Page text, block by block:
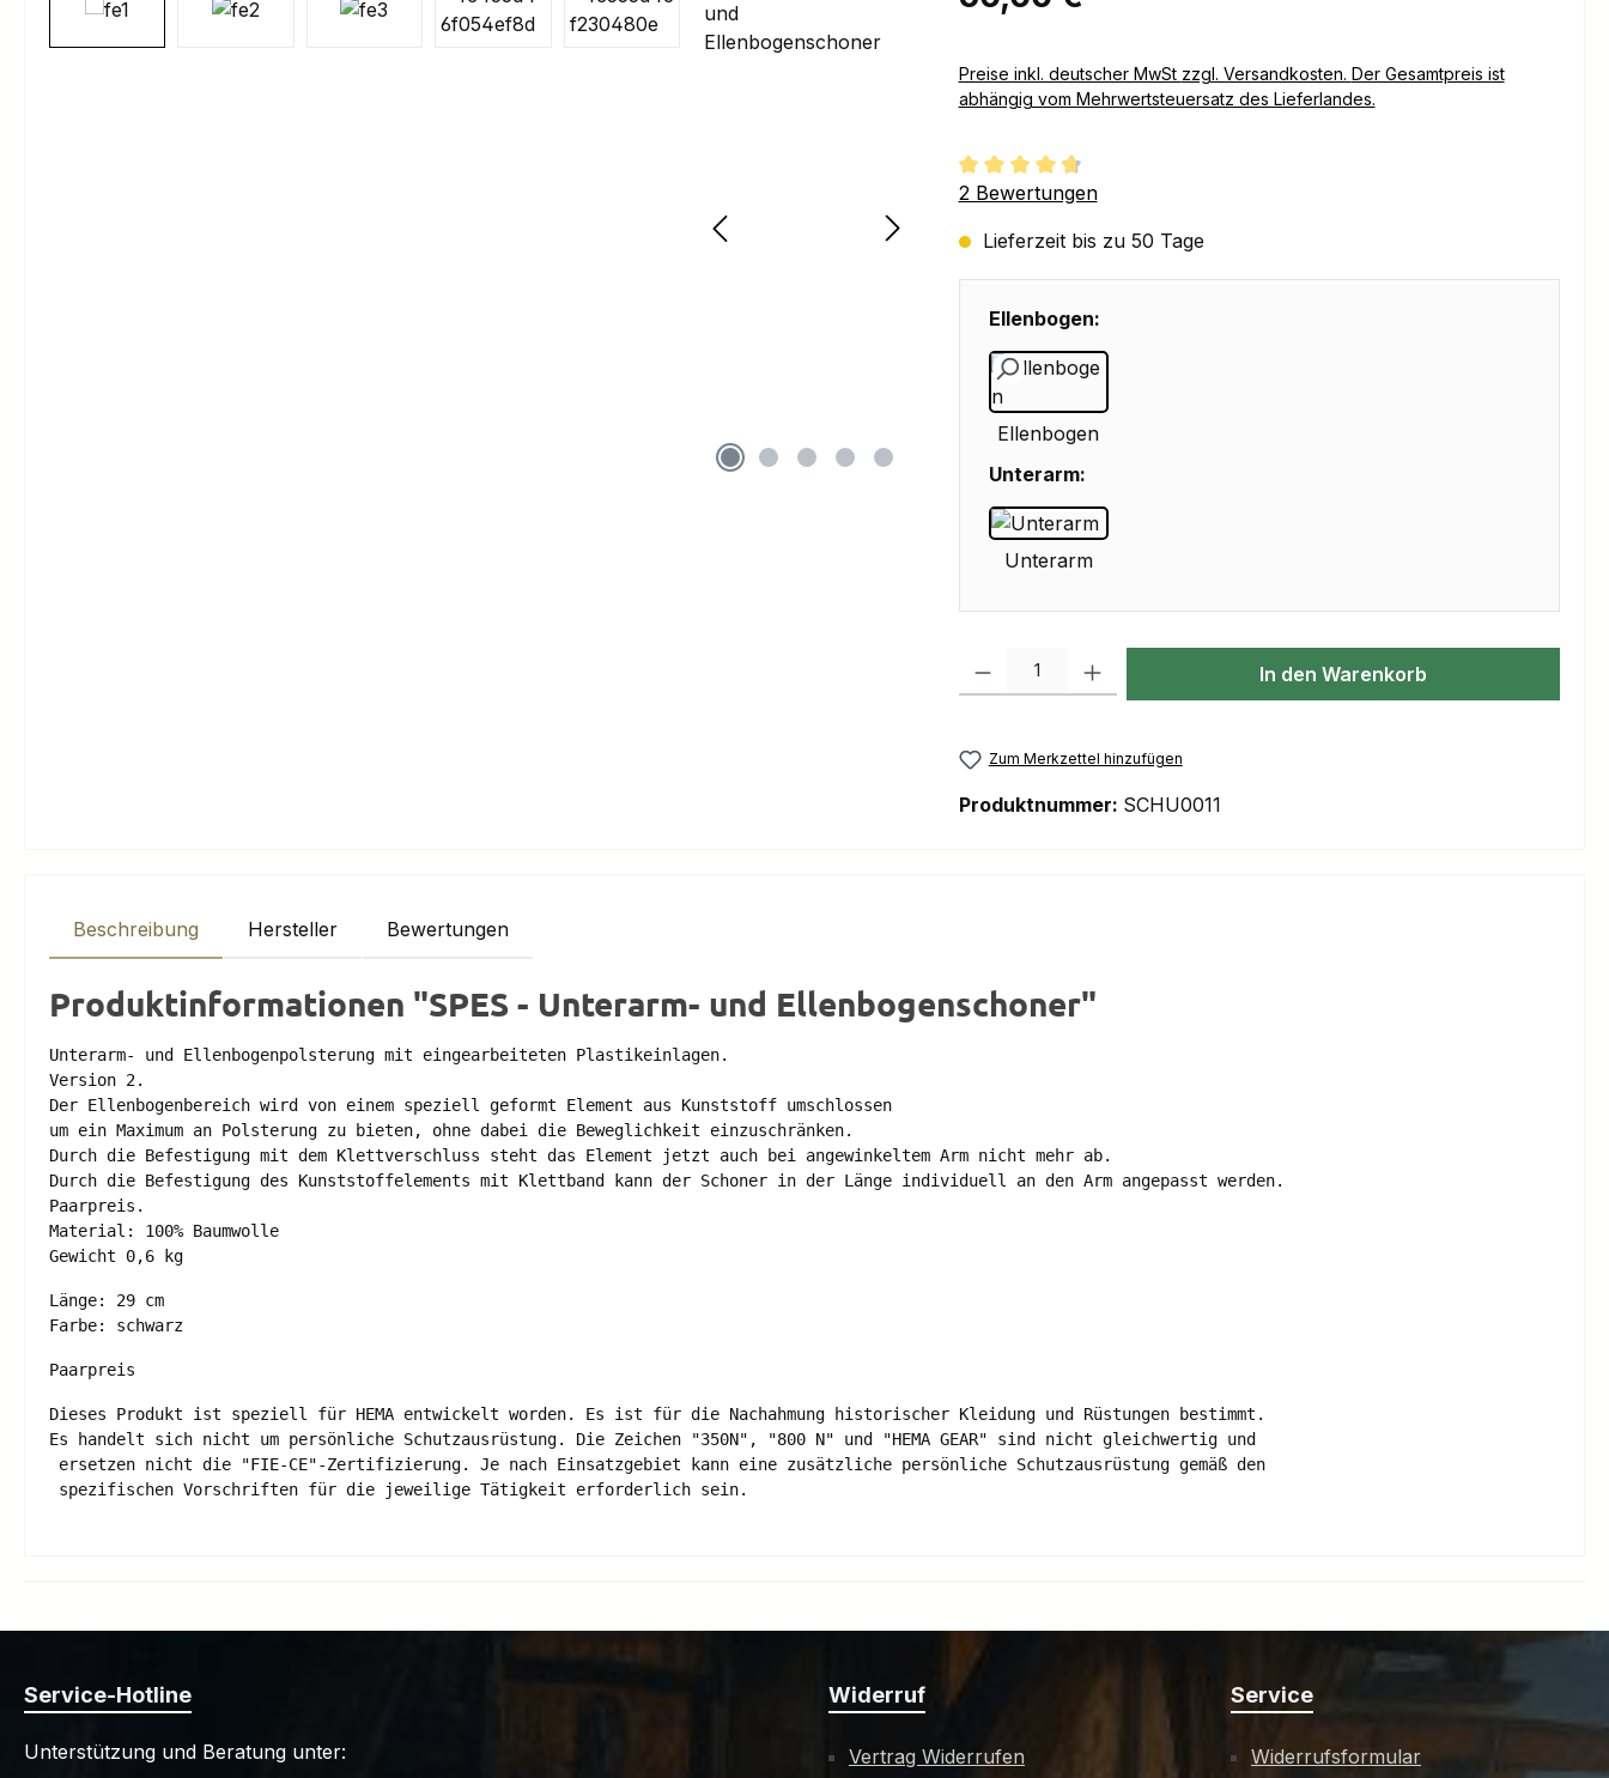
Preise inkl. deutscher MwSt zzgl. Versandkosten. Der Gesamtpreis ist
abhängig vom Mehrwertsteuersatz des Lieferlandes.
Durchschnittliche Bewertung von 4.75 von 5 Sternen
2 Bewertungen
Lieferzeit bis zu 50 Tage
Ellenbogen:
Ellenbogen
Unterarm:
Unterarm
Produkt Anzahl: Gib den gewünschten Wert ein oder benutze die Schaltflächen
In den Warenkorb
Zum Merkzettel hinzufügen
Produktnummer: SCHU0011
Beschreibung Hersteller Bewertungen
Produktinformationen "SPES - Unterarm- und Ellenbogenschoner"
Unterarm- und Ellenbogenpolsterung mit eingearbeiteten Plastikeinlagen.
Version 2.
Der Ellenbogenbereich wird von einem speziell geformt Element aus Kunststoff umschlossen
um ein Maximum an Polsterung zu bieten, ohne dabei die Beweglichkeit einzuschränken.
Durch die Befestigung mit dem Klettverschluss steht das Element jetzt auch bei angewinkeltem Arm nicht mehr ab.
Durch die Befestigung des Kunststoffelements mit Klettband kann der Schoner in der Länge individuell an den Arm angepasst werden.
Paarpreis.
Material: 100% Baumwolle
Gewicht 0,6 kg
Länge: 29 cm
Paarpreis
Dieses Produkt ist speziell für HEMA entwickelt worden. Es ist für die Nachahmung historischer Kleidung und Rüstungen bestimmt.
Es handelt sich nicht um persönliche Schutzausrüstung. Die Zeichen "350N", "800 N" und "HEMA GEAR" sind nicht gleichwertig und
ersetzen nicht die "FIE-CE"-Zertifizierung. Je nach Einsatzgebiet kann eine zusätzliche persönliche Schutzausrüstung gemäß den
Service-Hotline
Unterstützung und Beratung unter:
Widerruf
Vertrag Widerrufen
Service
Widerrufsformular